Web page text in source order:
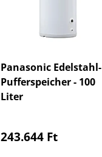
Panasonic Edelstahl-
Pufferspeicher - 100
Liter
Normaler Preis
243.644 Ft